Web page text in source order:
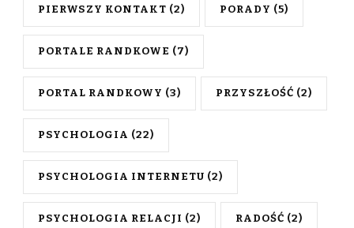
PIERWSZY KONTAKT (2) PORADY (5)
PORTALE RANDKOWE (7)
PORTAL RANDKOWY (3) PRZYSZŁOŚĆ (2)
PSYCHOLOGIA (22)
PSYCHOLOGIA INTERNETU (2)
PSYCHOLOGIA RELACJI (2) RADOŚĆ (2)